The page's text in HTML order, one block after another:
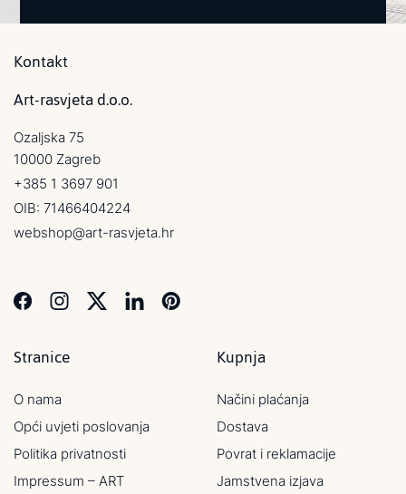
Kontakt
Art-rasvjeta d.o.o.
Ozaljska 75
10000 Zagreb
+385 1 3697 901
OIB: 71466404224
webshop@art-rasvjeta.hr
Stranice
O nama
Opći uvjeti poslovanja
Politika privatnosti
Impressum – ART
Kupnja
Načini plaćanja
Dostava
Povrat i reklamacije
Jamstvena izjava